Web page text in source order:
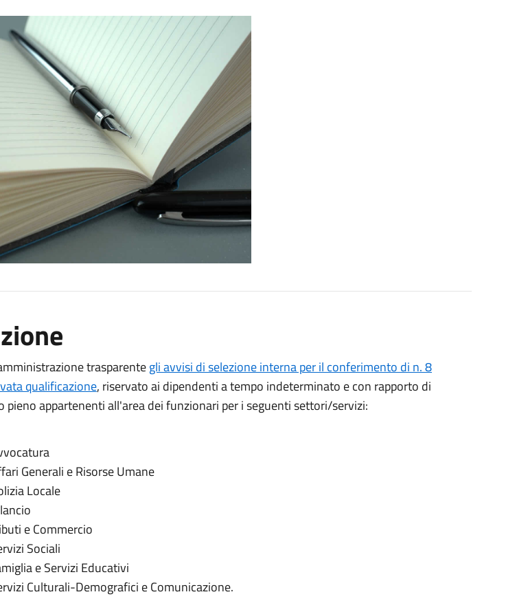
trasparentegli avvisi di selezione interna per il conferimento di n. 8
qualificazione, riservato ai dipendenti a tempo indeterminato e con rapporto di
pieno appartenenti all'area dei funzionari per i seguenti settori/servizi:
Generali e Risorse Umane
Locale
e Commercio
Sociali
e Servizi Educativi
Culturali-Demografici e Comunicazione.